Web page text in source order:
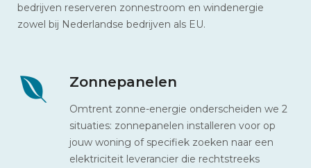
bedrijven reserveren zonnestroom en windenergie
zowel bij Nederlandse bedrijven als EU.
Zonnepanelen
Omtrent zonne-energie onderscheiden we 2
situaties: zonnepanelen installeren voor op
jouw woning of specifiek zoeken naar een
elektriciteit leverancier die rechtstreeks